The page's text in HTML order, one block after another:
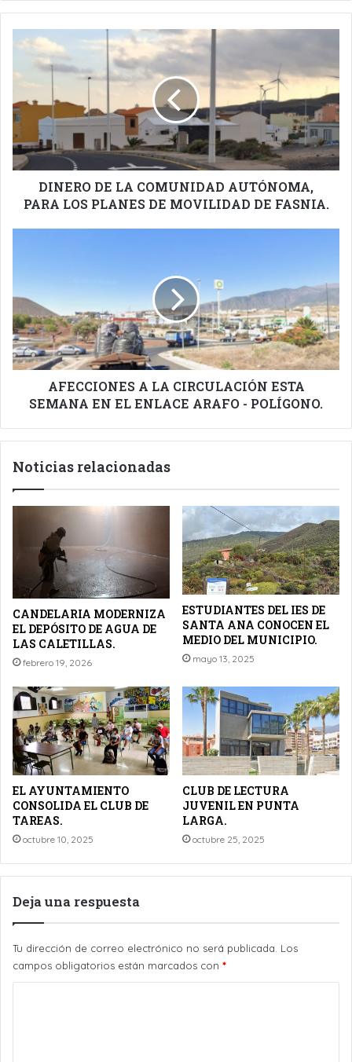
DINERO
COMUNIDAD
AUTÓNOMA,
PARA
LOS
PLANES
DE
MOVILIDAD
DE
DINERO DE LA COMUNIDAD AUTÓNOMA,
PARA LOS PLANES DE MOVILIDAD DE FASNIA.
ESTA
SEMANA
EN
EL
ENLACE
AFECCIONES A LA CIRCULACIÓN ESTA
SEMANA EN EL ENLACE ARAFO - POLÍGONO.
Noticias relacionadas
CANDELARIA MODERNIZA
EL DEPÓSITO DE AGUA DE
LAS CALETILLAS.
febrero 19, 2026
ESTUDIANTES DEL IES DE
SANTA ANA CONOCEN EL
MEDIO DEL MUNICIPIO.
mayo 13, 2025
EL AYUNTAMIENTO
CONSOLIDA EL CLUB DE
TAREAS.
octubre 10, 2025
CLUB DE LECTURA
JUVENIL EN PUNTA
LARGA.
octubre 25, 2025
Deja una respuesta
Tu dirección de correo electrónico no será publicada. Los
campos obligatorios están marcados con *